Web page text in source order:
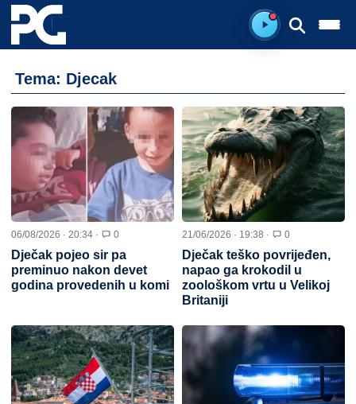
Ready to listen.
Tema: Djecak
06/08/2026 · 20:34 · 0
Dječak pojeo sir pa
preminuo nakon devet
godina provedenih u komi
21/06/2026 · 19:38 · 0
Dječak teško povrijeđen,
napao ga krokodil u
zoološkom vrtu u Velikoj
Britaniji